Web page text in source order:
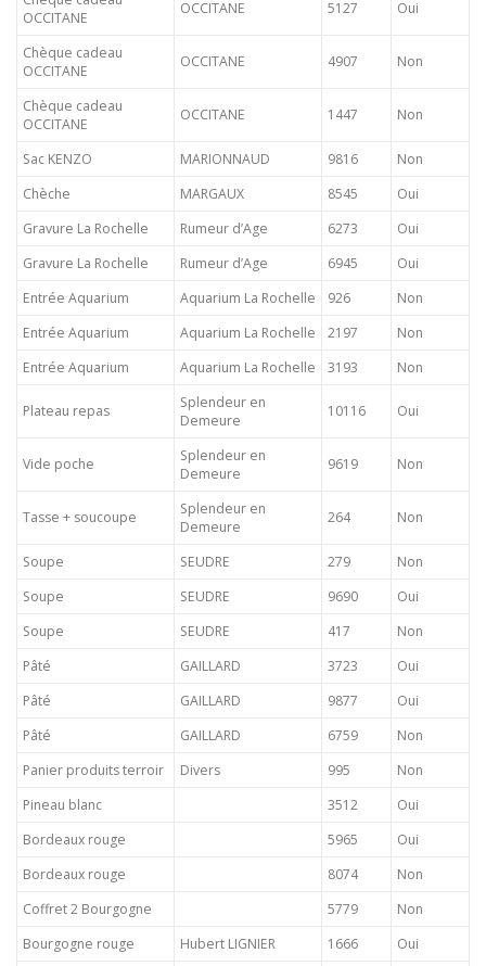
OCCITANE
OCCITANE 5127 Oui
Chèque cadeau
OCCITANE
OCCITANE 4907 Non
Chèque cadeau
OCCITANE
OCCITANE 1447 Non
Sac KENZO MARIONNAUD 9816
Non
Chèche
MARGAUX 8545
Oui
Gravure La Rochelle
Rumeur d’Age 6273
Oui
Gravure La Rochelle
Rumeur d’Age 6945
Oui
Entrée Aquarium
Aquarium La Rochelle 926
Non
Entrée Aquarium
Aquarium La Rochelle 2197
Non
Entrée Aquarium
Aquarium La Rochelle 3193 Non
Plateau repas
Splendeur en
Demeure
10116 Oui
Vide poche
Splendeur en
Demeure
9619 Non
Tasse + soucoupe
Splendeur en
Demeure
264 Non
Soupe SEUDRE 279
Non
Soupe
SEUDRE 9690
Oui
Soupe
SEUDRE 417
Non
Pâté
GAILLARD 3723
Oui
Pâté
GAILLARD 9877
Oui
Pâté
GAILLARD 6759
Non
Panier produits terroir
Divers 995
Non
Pineau blanc
3512
Oui
Bordeaux rouge
5965
Oui
Bordeaux rouge
8074
Non
Coffret 2 Bourgogne
5779
Non
Bourgogne rouge
Hubert LIGNIER 1666
Oui